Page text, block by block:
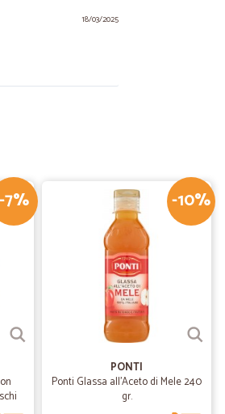
18/03/2025
frutta e verdura mi
leggermente più bassi
14/07/2020
in pochissimo tempo.
Soddisfatta.
-7% -10%
PONTI
Ponti Glassa all'Aceto di Mele 240
gr.